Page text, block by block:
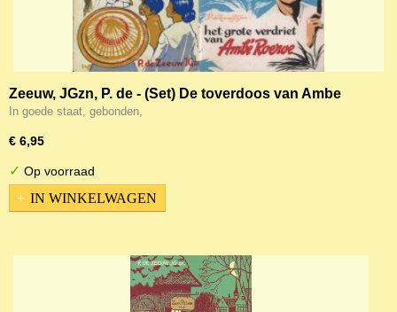
Zeeuw, JGzn, P. de - (Set) De toverdoos van Ambe
'Roeroe en Het grote verdriet van Ambe 'Roeroe
In goede staat, gebonden,
€ 6,95
✓ Op voorraad
IN WINKELWAGEN